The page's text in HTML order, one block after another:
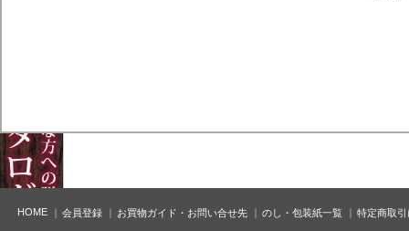
HOME 会員登録 お買物ガイド・お問い合せ先 のし・包装紙一覧 特定商取